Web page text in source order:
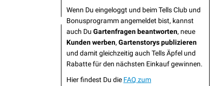
Wenn Du eingeloggt und beim Tells Club und
Bonusprogramm angemeldet bist, kannst
auch Du Gartenfragen beantworten, neue
Kunden werben, Gartenstorys publizieren
und damit gleichzeitig auch Tells Äpfel und
Rabatte für den nächsten Einkauf gewinnen.
Hier findest Du die FAQ zum